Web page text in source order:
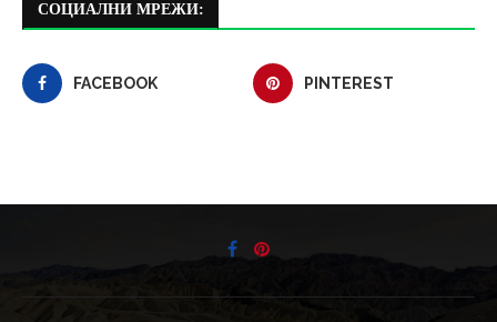
СОЦИАЛНИ МРЕЖИ:
FACEBOOK PINTEREST